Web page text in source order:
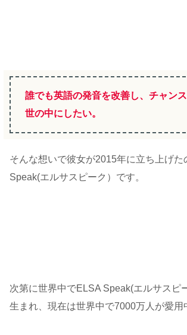
誰でも英語の発音を改善し、チャン
世の中にしたい。
そんな想いで彼女が2015年に立ち上げた
Speak(エルサスピーク）です。
次第に世界中でELSA Speak(エルサスピ
生まれ、現在は世界中で7000万人が愛用